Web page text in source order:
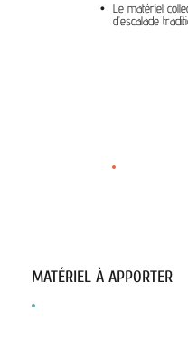
Le matériel
d’escalade
MATÉRIEL À APPORTER